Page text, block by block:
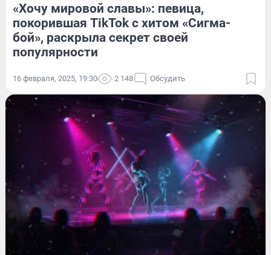
«Хочу мировой славы»: певица,
покорившая TikTok с хитом «Сигма-
бой», раскрыла секрет своей
популярности
16 февраля, 2025, 19:30 2 148 Обсудить